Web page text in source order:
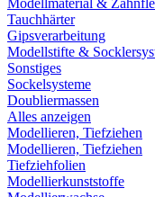
Modellmaterial &
Tauchhärter
Gipsverarbeitung
Modellstifte &
Sonstiges
Sockelsysteme
Doubliermassen
Alles anzeigen
Modellieren, Tiefziehen
Modellieren, Tiefziehen
Tiefziehfolien
Modellierkunststoffe